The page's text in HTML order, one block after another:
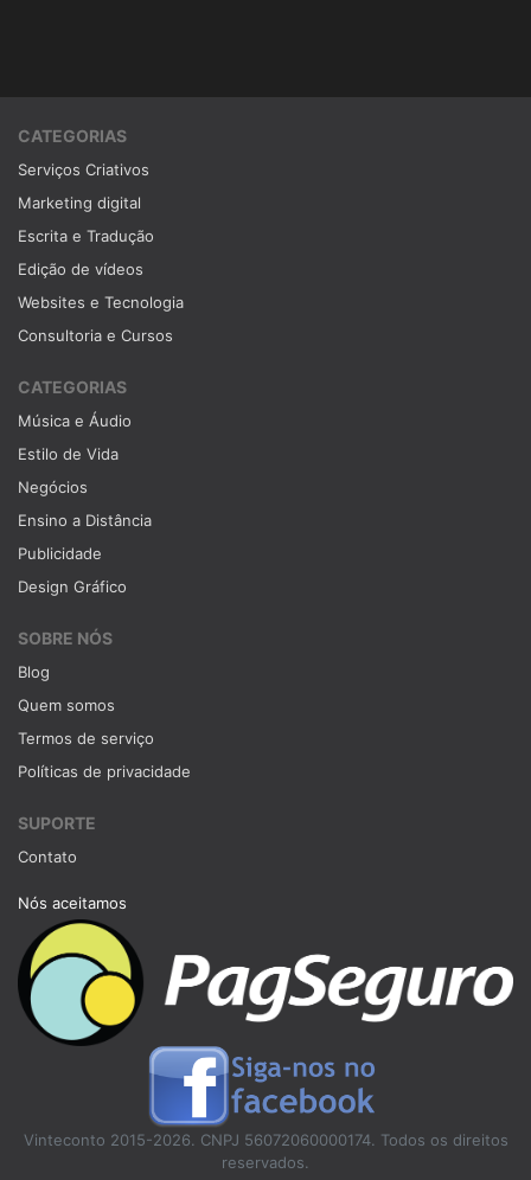
CATEGORIAS
Serviços Criativos
Marketing digital
Escrita e Tradução
Edição de vídeos
Websites e Tecnologia
Consultoria e Cursos
CATEGORIAS
Música e Áudio
Estilo de Vida
Negócios
Ensino a Distância
Publicidade
Design Gráfico
SOBRE NÓS
Blog
Quem somos
Termos de serviço
Políticas de privacidade
SUPORTE
Contato
Nós aceitamos
Vinteconto 2015-2026. CNPJ 56072060000174. Todos os direitos
reservados.